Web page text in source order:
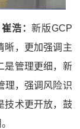
崔浩：新版GCP
晰，更加强调主
是管理更细，新
理，强调风险识
技术更开放，鼓